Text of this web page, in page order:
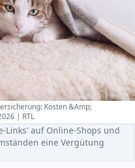
| RTL
auf Online-Shops und
eine Vergütung